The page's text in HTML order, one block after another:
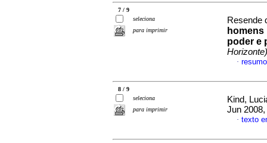
7 / 9
seleciona
para imprimir
Resende
poder e
Horizonte)
·
8 / 9
seleciona
para imprimir
Kind,
Jun
· texto